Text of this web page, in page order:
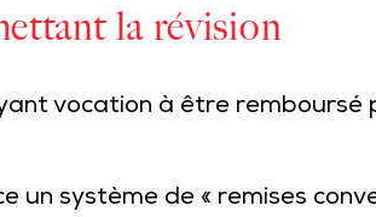
la révision
vocation à être remboursé
système de « remises